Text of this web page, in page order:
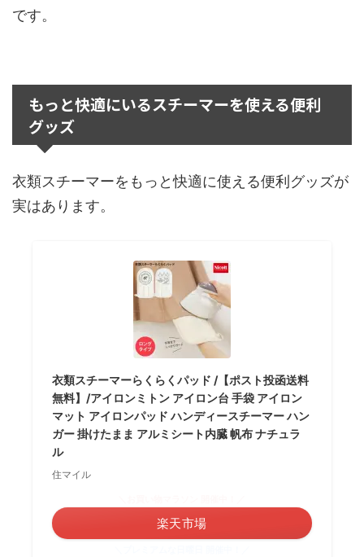
です。
もっと快適にいるスチーマーを使える便利
グッズ
衣類スチーマーをもっと快適に使える便利グッズが
実はあります。
衣類スチーマーらくらくパッド /【ポスト投函送料
無料】/アイロンミトン アイロン台 手袋 アイロン
マット アイロンパッド ハンディースチーマー ハン
ガー 掛けたまま アルミシート内臓 帆布 ナチュラ
ル
住マイル
楽天市場